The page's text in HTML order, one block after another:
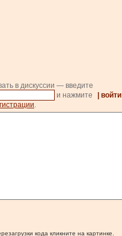
в дискуссии — введите
и нажмите | войти |
.
кода кликните на картинке.